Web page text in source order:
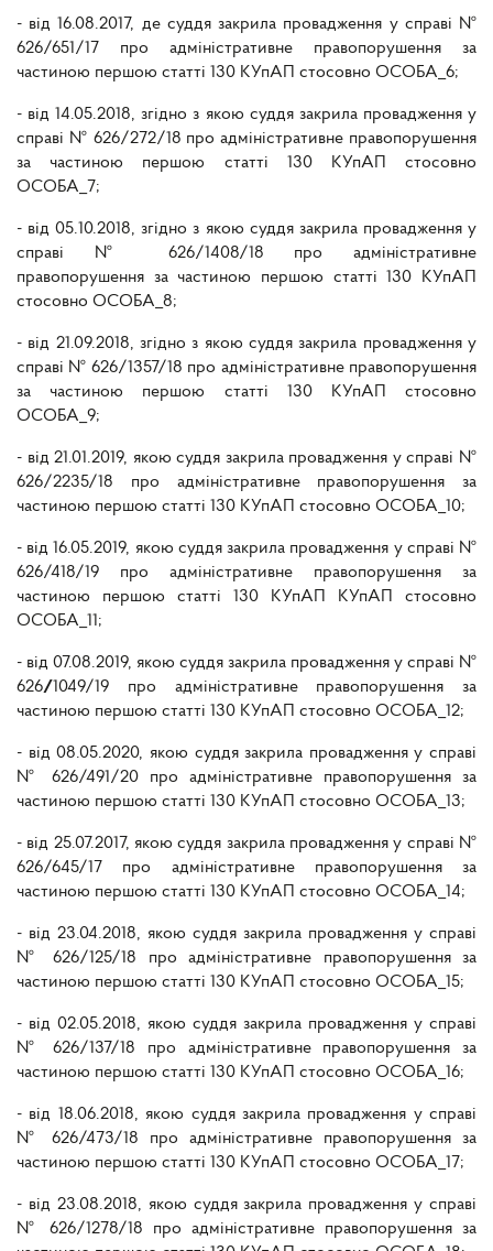
- від 16.08.2017, де суддя закрила провадження у справі №
626/651/17 про адміністративне правопорушення за
частиною першою статті 130 КУпАП стосовно ОСОБА_6;
- від 14.05.2018, згідно з якою суддя закрила провадження у
справі № 626/272/18 про адміністративне правопорушення
за частиною першою статті 130 КУпАП стосовно
ОСОБА_7;
- від 05.10.2018, згідно з якою суддя закрила провадження у
справі № 626/1408/18 про адміністративне
правопорушення за частиною першою статті 130 КУпАП
стосовно ОСОБА_8;
- від 21.09.2018, згідно з якою суддя закрила провадження у
справі № 626/1357/18 про адміністративне правопорушення
за частиною першою статті 130 КУпАП стосовно
ОСОБА_9;
- від 21.01.2019, якою суддя закрила провадження у справі №
626/2235/18 про адміністративне правопорушення за
частиною першою статті 130 КУпАП стосовно ОСОБА_10;
- від 16.05.2019, якою суддя закрила провадження у справі №
626/418/19 про адміністративне правопорушення за
частиною першою статті 130 КУпАП КУпАП стосовно
ОСОБА_11;
- від 07.08.2019, якою суддя закрила провадження у справі №
626/1049/19 про адміністративне правопорушення за
частиною першою статті 130 КУпАП стосовно ОСОБА_12;
- від 08.05.2020, якою суддя закрила провадження у справі
№ 626/491/20 про адміністративне правопорушення за
частиною першою статті 130 КУпАП стосовно ОСОБА_13;
- від 25.07.2017, якою суддя закрила провадження у справі №
626/645/17 про адміністративне правопорушення за
частиною першою статті 130 КУпАП стосовно ОСОБА_14;
- від 23.04.2018, якою суддя закрила провадження у справі
№ 626/125/18 про адміністративне правопорушення за
частиною першою статті 130 КУпАП стосовно ОСОБА_15;
- від 02.05.2018, якою суддя закрила провадження у справі
№ 626/137/18 про адміністративне правопорушення за
частиною першою статті 130 КУпАП стосовно ОСОБА_16;
- від 18.06.2018, якою суддя закрила провадження у справі
№ 626/473/18 про адміністративне правопорушення за
частиною першою статті 130 КУпАП стосовно ОСОБА_17;
- від 23.08.2018, якою суддя закрила провадження у справі
№ 626/1278/18 про адміністративне правопорушення за